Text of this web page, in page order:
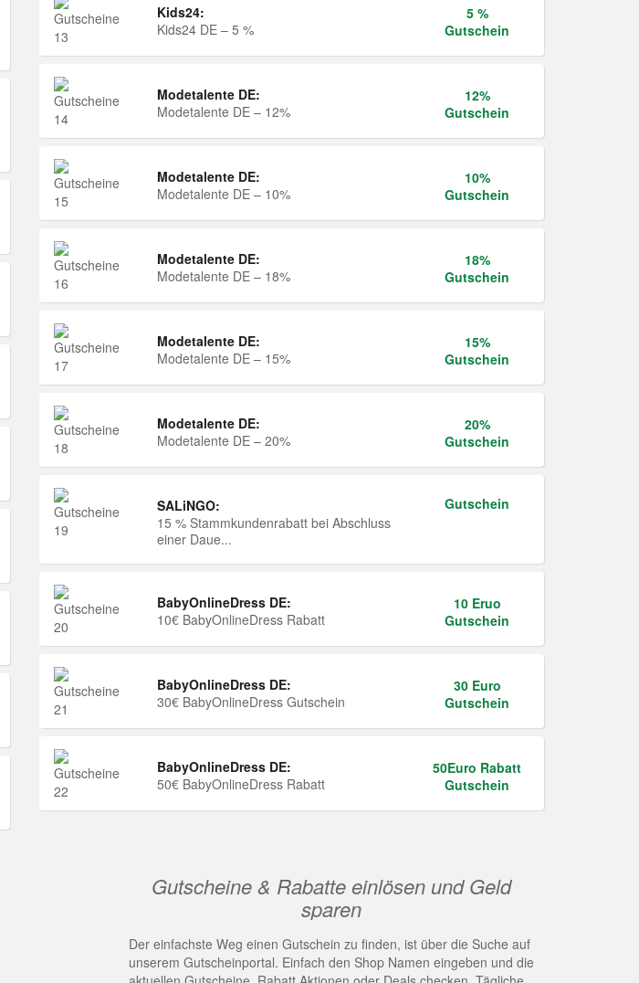
Kids24:
Kids24 DE – 5 %
5 %
Gutschein
Modetalente DE:
Modetalente DE – 12%
12%
Gutschein
Modetalente DE:
Modetalente DE – 10%
10%
Gutschein
Modetalente DE:
Modetalente DE – 18%
18%
Gutschein
Modetalente DE:
Modetalente DE – 15%
15%
Gutschein
Modetalente DE:
Modetalente DE – 20%
20%
Gutschein
SALiNGO:
15 % Stammkundenrabatt bei Abschluss
einer Daue...
Gutschein
BabyOnlineDress DE:
10€ BabyOnlineDress Rabatt
10 Eruo
Gutschein
BabyOnlineDress DE:
30€ BabyOnlineDress Gutschein
30 Euro
Gutschein
BabyOnlineDress DE:
50€ BabyOnlineDress Rabatt
50Euro Rabatt
Gutschein
Gutscheine & Rabatte einlösen und Geld
sparen
Der einfachste Weg einen Gutschein zu finden, ist über die Suche auf
unserem Gutscheinportal. Einfach den Shop Namen eingeben und die